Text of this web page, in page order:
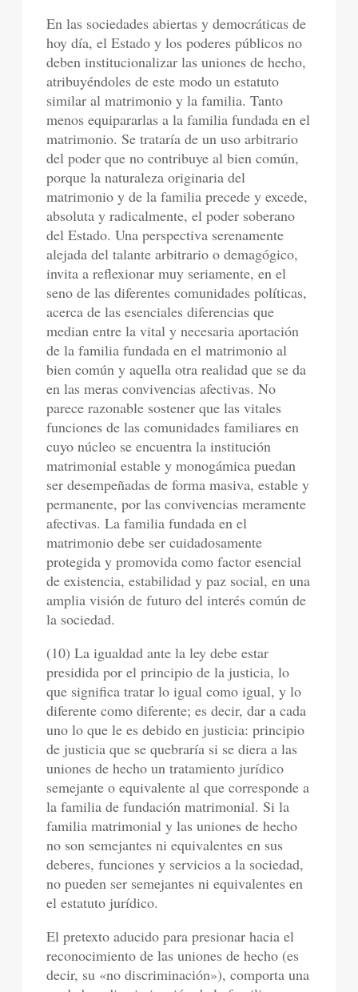
En las sociedades abiertas y democráticas de
hoy día, el Estado y los poderes públicos no
deben institucionalizar las uniones de hecho,
atribuyéndoles de este modo un estatuto
similar al matrimonio y la familia. Tanto
menos equipararlas a la familia fundada en el
matrimonio. Se trataría de un uso arbitrario
del poder que no contribuye al bien común,
porque la naturaleza originaria del
matrimonio y de la familia precede y excede,
absoluta y radicalmente, el poder soberano
del Estado. Una perspectiva serenamente
alejada del talante arbitrario o demagógico,
invita a reflexionar muy seriamente, en el
seno de las diferentes comunidades políticas,
acerca de las esenciales diferencias que
median entre la vital y necesaria aportación
de la familia fundada en el matrimonio al
bien común y aquella otra realidad que se da
en las meras convivencias afectivas. No
parece razonable sostener que las vitales
funciones de las comunidades familiares en
cuyo núcleo se encuentra la institución
matrimonial estable y monogámica puedan
ser desempeñadas de forma masiva, estable y
permanente, por las convivencias meramente
afectivas. La familia fundada en el
matrimonio debe ser cuidadosamente
protegida y promovida como factor esencial
de existencia, estabilidad y paz social, en una
amplia visión de futuro del interés común de
la sociedad.
(10) La igualdad ante la ley debe estar
presidida por el principio de la justicia, lo
que significa tratar lo igual como igual, y lo
diferente como diferente; es decir, dar a cada
uno lo que le es debido en justicia: principio
de justicia que se quebraría si se diera a las
uniones de hecho un tratamiento jurídico
semejante o equivalente al que corresponde a
la familia de fundación matrimonial. Si la
familia matrimonial y las uniones de hecho
no son semejantes ni equivalentes en sus
deberes, funciones y servicios a la sociedad,
no pueden ser semejantes ni equivalentes en
el estatuto jurídico.
El pretexto aducido para presionar hacia el
reconocimiento de las uniones de hecho (es
decir, su «no discriminación»), comporta una